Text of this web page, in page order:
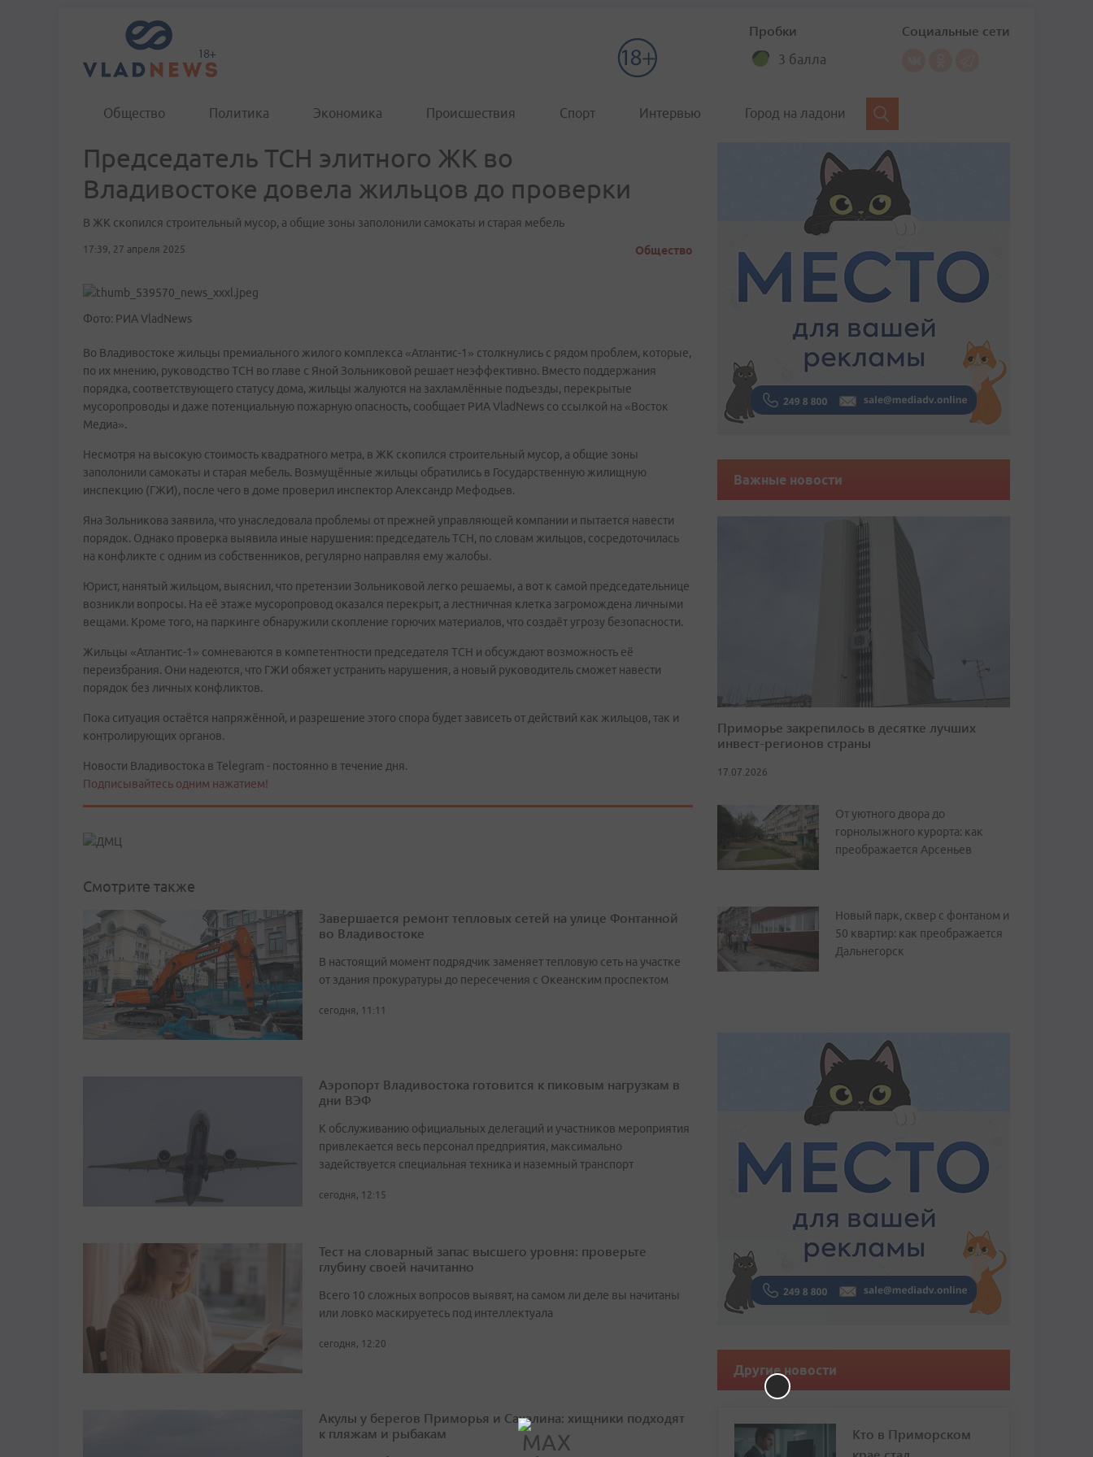
Пробки
3 балла
Социальные сети
Общество Политика Экономика Происшествия Спорт Интервью Город на ладони
Председатель ТСН элитного ЖК во
Владивостоке довела жильцов до проверки
В ЖК скопился строительный мусор, а общие зоны заполонили самокаты и старая мебель
17:39, 27 апреля 2025 Общество
Фото: РИА VladNews
Во Владивостоке жильцы премиального жилого комплекса «Атлантис-1» столкнулись с рядом проблем, которые,
по их мнению, руководство ТСН во главе с Яной Зольниковой решает неэффективно. Вместо поддержания
порядка, соответствующего статусу дома, жильцы жалуются на захламлённые подъезды, перекрытые
мусоропроводы и даже потенциальную пожарную опасность, сообщает РИА VladNews со ссылкой на «Восток
Медиа».
Несмотря на высокую стоимость квадратного метра, в ЖК скопился строительный мусор, а общие зоны
заполонили самокаты и старая мебель. Возмущённые жильцы обратились в Государственную жилищную
инспекцию (ГЖИ), после чего в доме проверил инспектор Александр Мефодьев.
Яна Зольникова заявила, что унаследовала проблемы от прежней управляющей компании и пытается навести
порядок. Однако проверка выявила иные нарушения: председатель ТСН, по словам жильцов, сосредоточилась
на конфликте с одним из собственников, регулярно направляя ему жалобы.
Юрист, нанятый жильцом, выяснил, что претензии Зольниковой легко решаемы, а вот к самой председательнице
возникли вопросы. На её этаже мусоропровод оказался перекрыт, а лестничная клетка загромождена личными
вещами. Кроме того, на паркинге обнаружили скопление горючих материалов, что создаёт угрозу безопасности.
Жильцы «Атлантис-1» сомневаются в компетентности председателя ТСН и обсуждают возможность её
переизбрания. Они надеются, что ГЖИ обяжет устранить нарушения, а новый руководитель сможет навести
порядок без личных конфликтов.
Пока ситуация остаётся напряжённой, и разрешение этого спора будет зависеть от действий как жильцов, так и
контролирующих органов.
Новости Владивостока в Telegram - постоянно в течение дня.
Подписывайтесь одним нажатием!
Смотрите также
Завершается ремонт тепловых сетей на улице Фонтанной
во Владивостоке
В настоящий момент подрядчик заменяет тепловую сеть на участке
от здания прокуратуры до пересечения с Океанским проспектом
сегодня, 11:11
Аэропорт Владивостока готовится к пиковым нагрузкам в
дни ВЭФ
К обслуживанию официальных делегаций и участников мероприятия
привлекается весь персонал предприятия, максимально
задействуется специальная техника и наземный транспорт
сегодня, 12:15
Тест на словарный запас высшего уровня: проверьте
глубину своей начитанно
Всего 10 сложных вопросов выявят, на самом ли деле вы начитаны
или ловко маскируетесь под интеллектуала
сегодня, 12:20
Акулы у берегов Приморья и Сахалина: хищники подходят
к пляжам и рыбакам
Важные новости
Приморье закрепилось в десятке лучших
инвест-регионов страны
17.07.2026
От уютного двора до
горнолыжного курорта: как
преображается Арсеньев
Новый парк, сквер с фонтаном и
50 квартир: как преображается
Дальнегорск
Другие новости
Кто в Приморском